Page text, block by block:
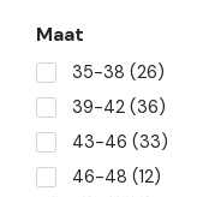
Maat
35-38(26)
39-42(36)
43-46(33)
46-48(12)